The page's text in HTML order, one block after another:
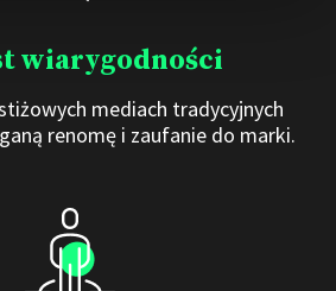
wiarygodności
mediach tradycyjnych
renomę i zaufanie do marki.